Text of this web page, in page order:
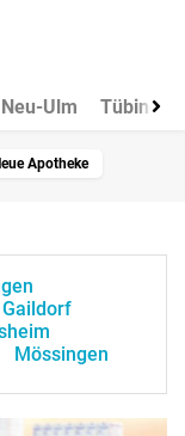
Neu-Ulm Tübingen
Apotheke
Gaildorf
Mössingen